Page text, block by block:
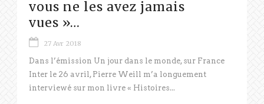
vous ne les avez jamais
vues »…
27 Avr 2018
Dans l’émission Un jour dans le monde, sur France
Inter le 26 avril, Pierre Weill m’a longuement
interviewé sur mon livre « Histoires...